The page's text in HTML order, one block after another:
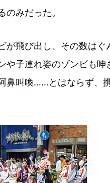
のみだった。
が飛び出し、その数はぐ
や子連れ姿のゾンビも呻
鼻叫喚……とはならず、